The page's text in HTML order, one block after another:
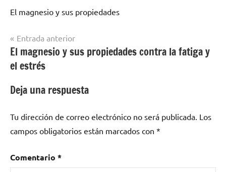
El magnesio y sus propiedades
Navegación
de
entradas
Entrada anterior
El magnesio y sus propiedades contra la fatiga y
el estrés
Deja una respuesta
Tu dirección de correo electrónico no será publicada. Los
campos obligatorios están marcados con *
Comentario *